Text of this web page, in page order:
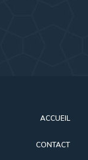
ACCUEIL
CONTACT